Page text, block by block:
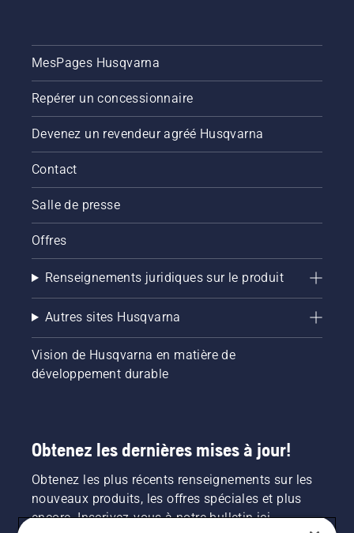
MesPages Husqvarna
Repérer un concessionnaire
Devenez un revendeur agréé Husqvarna
Contact
Salle de presse
Offres
Renseignements juridiques sur le produit
Autres sites Husqvarna
Vision de Husqvarna en matière de
développement durable
Obtenez les dernières mises à jour!
Obtenez les plus récents renseignements sur les
nouveaux produits, les offres spéciales et plus
encore. Inscrivez-vous à notre bulletin ici.